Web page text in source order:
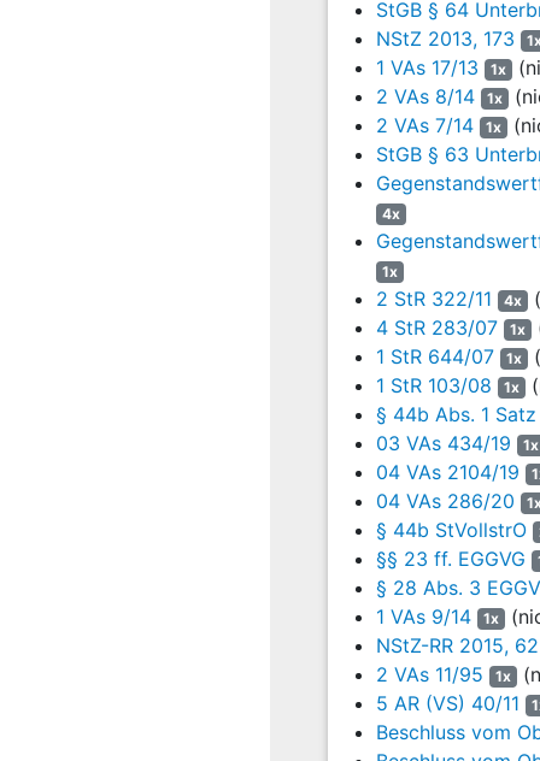
Rechtsbeschwerde
Der Antrag auf
ist auch nach§ 24 Abs.
Er bleibt jedoch in der
23.05.2023 und dem
EGGVG
Die Staatsanwaltschaft
10.05.2023 abändern.
Die Aufhebung der
von
Art. 48 BayVwVfG
1. Für die Rücknahme
Rücknahme von
Rechtsüberzeugungen
übereinstimmt und als
18.02.2013 –4 VAs 56/12
2. Bei der
Die Regelung der
und dann erst der
aus der Verurteilung
StGB § 64
NStZ 2013, 173
1 VAs 17/13
1x
2 VAs 8/14
1x
2 VAs 7/14
1x
StGB § 63
4x
1x
2 StR 322/11 4x
4 StR 283/07
1x
1 StR 644/07
1x
1 StR 103/08
1x
§ 44b Abs. 1
03 VAs 434/19
1x
04 VAs 2104/19
04 VAs 286/20
§ 44b StVollstrO
§§ 23 ff. EGGVG
§ 28 Abs. 3
1 VAs 9/14
1x
NStZ-RR 2015, 62
2 VAs 11/95
1x
5 AR (VS) 40/11
Beschluss vom